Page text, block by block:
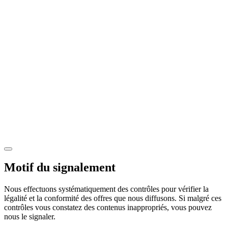
Motif du signalement
Nous effectuons systématiquement des contrôles pour vérifier la
légalité et la conformité des offres que nous diffusons. Si malgré ces
contrôles vous constatez des contenus inappropriés, vous pouvez
nous le signaler.